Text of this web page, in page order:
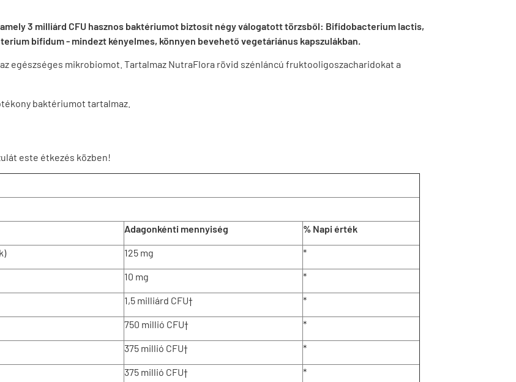
3 milliárd CFU hasznos baktériumot biztosít négy válogatott törzsből: Bifidobacterium lactis,
bifidum - mindezt kényelmes, könnyen bevehető vegetáriánus kapszulákban.
egészséges mikrobiomot. Tartalmaz NutraFlora rövid szénláncú fruktooligoszacharidokat a
baktériumot tartalmaz.
este étkezés közben!
Adagonkénti mennyiség % Napi érték
125 mg *
10 mg *
1,5 milliárd CFU† *
750 millió CFU† *
375 millió CFU† *
375 millió CFU† *